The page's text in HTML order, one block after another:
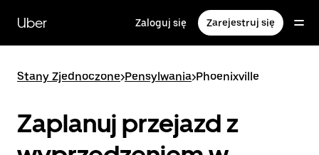
głównej
zawartości
Uber Zaloguj się Zarejestruj się
Stany Zjednoczone>Pensylwania>Phoenixville
Zaplanuj przejazd z